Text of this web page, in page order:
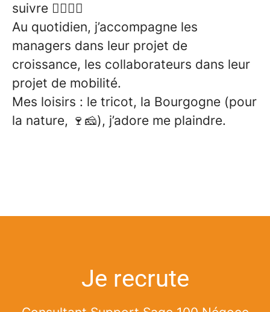
suivre 🏃‍♀️🏃‍♂️
Au quotidien, j’accompagne les
managers dans leur projet de
croissance, les collaborateurs dans leur
projet de mobilité.
Mes loisirs : le tricot, la Bourgogne (pour
la nature, 🍷🧀), j’adore me plaindre.
Je recrute